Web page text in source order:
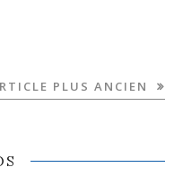
PLUS ANCIEN